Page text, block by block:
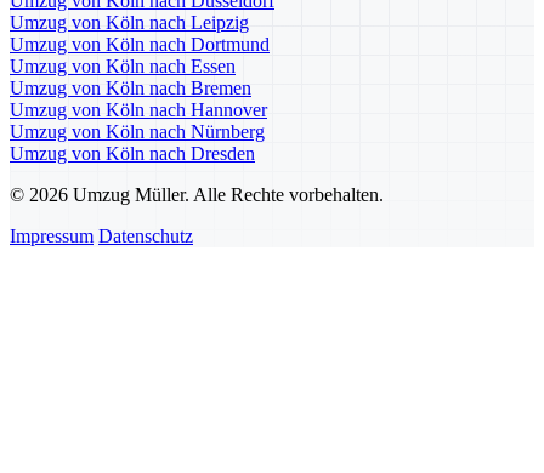
Umzug von Köln nach Leipzig
Umzug von Köln nach Dortmund
Umzug von Köln nach Essen
Umzug von Köln nach Bremen
Umzug von Köln nach Hannover
Umzug von Köln nach Nürnberg
Umzug von Köln nach Dresden
© 2026 Umzug Müller. Alle Rechte vorbehalten.
Impressum Datenschutz